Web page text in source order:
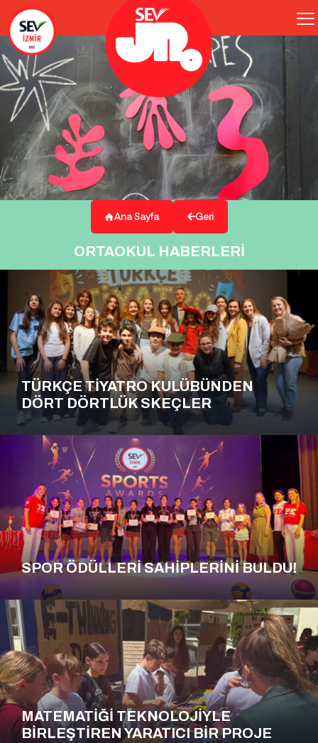
Ana Sayfa Geri
ORTAOKUL HABERLERİ
TÜRKÇE TİYATRO KULÜBÜNDEN
DÖRT DÖRTLÜK SKEÇLER
SPOR ÖDÜLLERİ SAHİPLERİNİ BULDU!
MATEMATİĞİ TEKNOLOJİYLE
BİRLEŞTİREN YARATICI BİR PROJE